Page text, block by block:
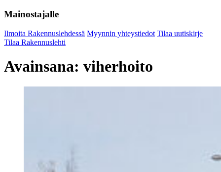
Mainostajalle
Ilmoita Rakennuslehdessä Myynnin yhteystiedot Tilaa uutiskirje
Tilaa Rakennuslehti
Avainsana: viherhoito